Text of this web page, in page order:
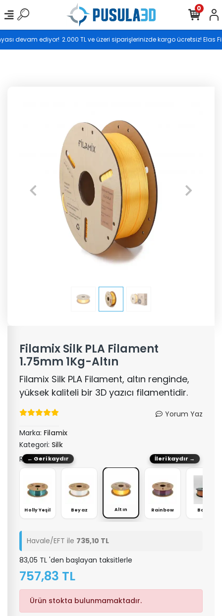
Saat 17.00’ye kadar vereceğiniz siparişler aynı gün
kargoya teslim edilir.
devam ediyor! 2.000 TL ve üzeri siparişlerinizde kargo ücretsiz! Elas
0
Filamix Silk PLA Filament
1.75mm 1Kg-Altın
Filamix Silk PLA Filament, altın renginde,
yüksek kaliteli bir 3D yazıcı filamentidir.
Yorum Yaz
Marka: Filamix
Kategori: Silk
Renk: Altın
Holly Yeşil Beyaz Altın Rainbow Bakır
← Geri kaydır İleri kaydır →
Havale/EFT ile 735,10 TL
83,05 TL 'den başlayan taksitlerle
757,83 TL
Ürün stokta bulunmamaktadır.